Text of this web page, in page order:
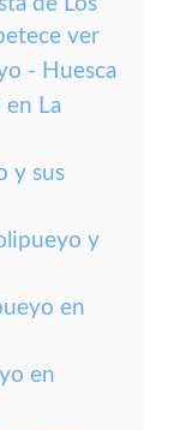
ver
- Huesca
en La
y sus
y
en
en